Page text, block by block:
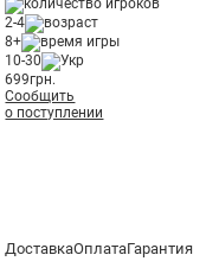
2-4
8+
10-30
699грн.
Сообщить
о поступлении
ДоставкаОплатаГарантия